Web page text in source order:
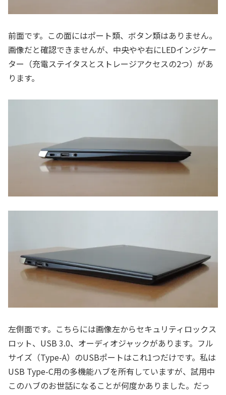
前面です。この面にはポート類、ボタン類はありません。
画像だと確認できませんが、中央やや右にLEDインジケー
ター（充電ステイタスとストレージアクセスの2つ）があ
ります。
左側面です。こちらには画像左からセキュリティロックス
ロット、USB 3.0、オーディオジャックがあります。フル
サイズ（Type-A）のUSBポートはこれ1つだけです。私は
USB Type-C用の多機能ハブを所有していますが、試用中
このハブのお世話になることが何度かありました。だっ